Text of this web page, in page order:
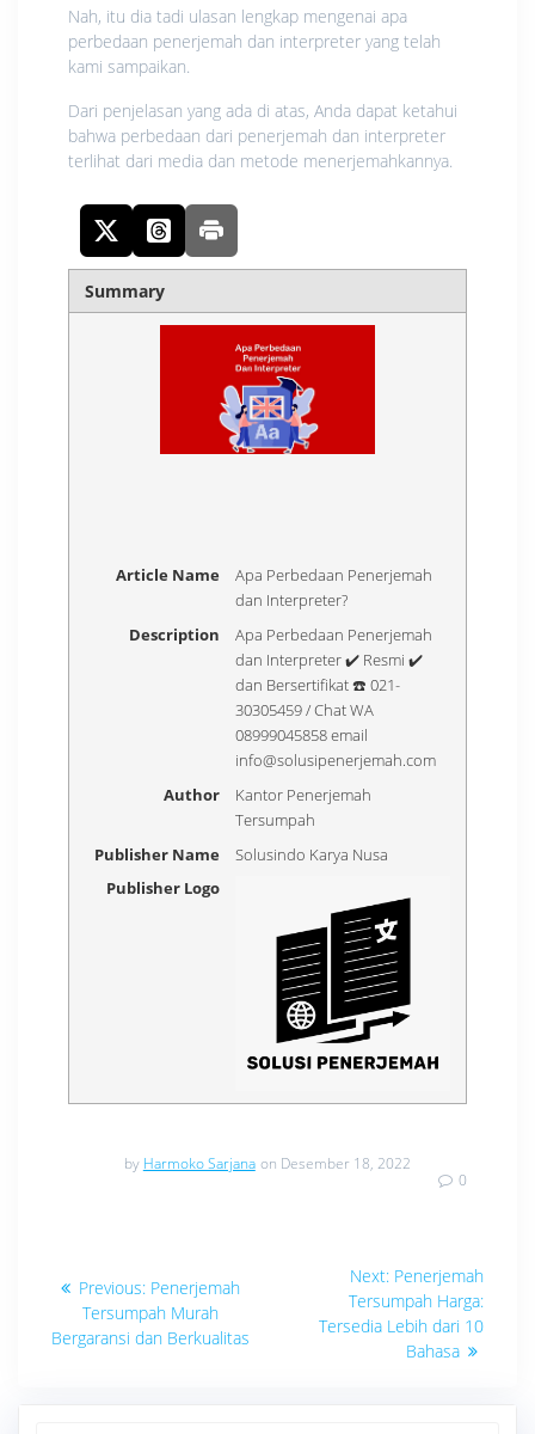
Nah, itu dia tadi ulasan lengkap mengenai apa
perbedaan penerjemah dan interpreter yang telah
kami sampaikan.
Dari penjelasan yang ada di atas, Anda dapat ketahui
bahwa perbedaan dari penerjemah dan interpreter
terlihat dari media dan metode menerjemahkannya.
Summary
Article Name
Apa Perbedaan Penerjemah
dan Interpreter?
Description
Apa Perbedaan Penerjemah
dan Interpreter ✔️ Resmi ✔️
dan Bersertifikat ☎️ 021-
30305459 / Chat WA
08999045858 email
info@solusipenerjemah.com
Author
Kantor Penerjemah
Tersumpah
Publisher Name
Solusindo Karya Nusa
Publisher Logo
by Harmoko Sarjana on Desember 18, 2022
0
pos
Previous: Previous
post:
Penerjemah
Tersumpah Murah
Bergaransi dan Berkualitas
Next: Next
post:
Penerjemah
Tersumpah Harga:
Tersedia Lebih dari 10
Bahasa